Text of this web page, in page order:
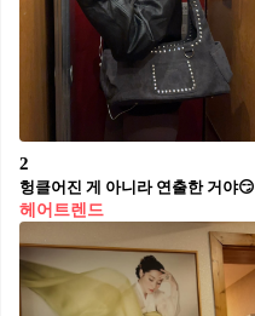
2
헝클어진 게 아니라 연출한 거야😏
헤어트렌드